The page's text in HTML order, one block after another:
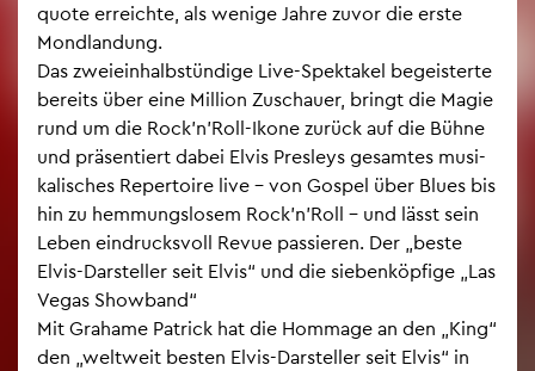
quo­te er­reich­te, als we­ni­ge Jahre zuvor die erste
Mond­lan­dung.
Das zwei­ein­halb­stün­di­ge Live-Spek­ta­kel be­geis­ter­te
be­reits über eine Mil­li­on Zu­schau­er, bringt die Magie
rund um die Rock’n’Roll-Ikone zu­rück auf die Bühne
und prä­sen­tiert dabei Elvis Pres­leys ge­sam­tes mu­si­
ka­li­sches Re­per­toire live – von Gos­pel über Blues bis
hin zu hem­mungs­lo­sem Rock’n’Roll – und lässt sein
Leben ein­drucks­voll Revue pas­sie­ren. Der „beste
Elvis-Dar­stel­ler seit Elvis“ und die sie­ben­köp­fi­ge „Las
Vegas Show­band“
Mit Gra­ha­me Pa­trick hat die Hom­mage an den „King“
den „welt­weit bes­ten Elvis-Dar­stel­ler seit Elvis“ in